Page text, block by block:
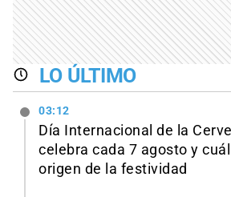
LO ÚLTIMO
03:12
Día Internacional de la
celebra cada 7 agosto y
origen de la festividad